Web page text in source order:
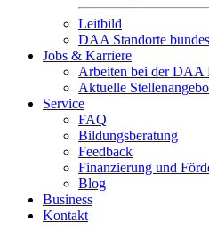
Leitbild
DAA Standorte
Jobs & Karriere
Arbeiten bei der DAA
Aktuelle
Service
FAQ
Bildungsberatung
Feedback
Finanzierung und
Blog
Business
Kontakt